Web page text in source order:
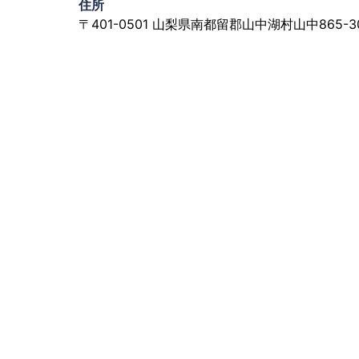
住所
〒401-0501 山梨県南都留郡山中湖村山中865-